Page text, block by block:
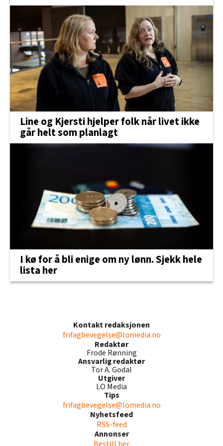
Line og Kjersti hjelper folk når livet ikke
går helt som planlagt
I kø for å bli enige om ny lønn. Sjekk hele
lista her
Kontakt redaksjonen
frifagbevegelse@lomedia.no
Redaktør
Frode Rønning
Ansvarlig redaktør
Tor A. Godal
Utgiver
LO Media
Tips
frifagbevegelse@lomedia.no
Nyhetsfeed
RSS-feed
Annonser